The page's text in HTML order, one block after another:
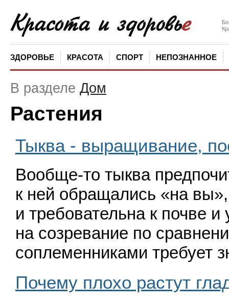
ЗДОРОВЬЕ КРАСОТА СПОРТ НЕПОЗНАННОЕ
В разделе Дом
Растения
Тыква - выращивание,
Вообще-то тыква
к ней обращались «на
и требовательна к почве
на созревание по
соплеменниками требует
Почему плохо растут